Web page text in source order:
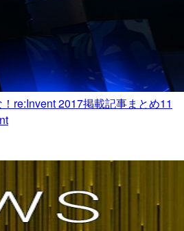
re:Invent 2017掲載記事まとめ11